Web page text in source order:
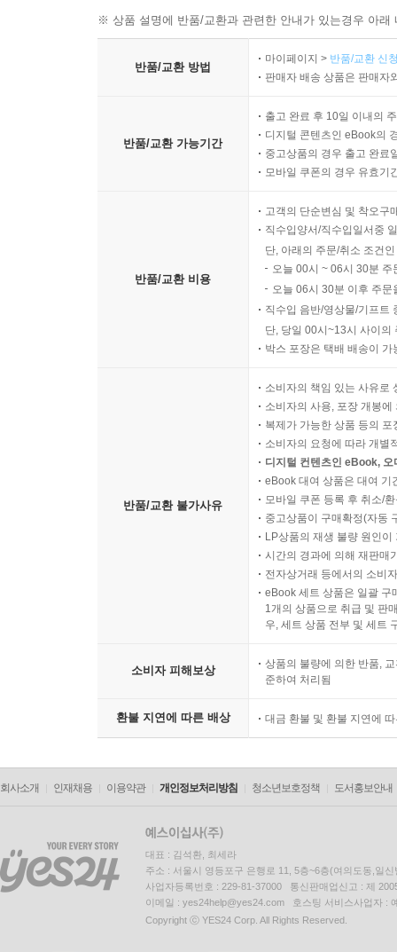
※ 상품 설명에 반품/교환과 관련한 안내가 있는경우 아
반품/교환 방법
마이페이지 > 반품/교환 신
판매자 배송 상품은 판매자
반품/교환 가능기간
출고 완료 후 10일 이내의
디지털 콘텐츠인 eBook의
중고상품의 경우 출고 완료
모바일 쿠폰의 경우 유효기
반품/교환 비용
고객의 단순변심 및 착오구
직수입양서/직수입일서중
단, 아래의 주문/취소 조건
오늘 00시 ~ 06시 30분
오늘 06시 30분 이후 주
직수입 음반/영상물/기프트
단, 당일 00시~13시 사이의
박스 포장은 택배 배송이
반품/교환 불가사유
소비자의 책임 있는 사유로
소비자의 사용, 포장 개봉
복제가 가능한 상품 등의
소비자의 요청에 따라 개별
디지털 컨텐츠인 eBook,
eBook 대여 상품은 대여 기
모바일 쿠폰 등록 후 취소/
중고상품이 구매확정(자동
LP상품의 재생 불량 원인
시간의 경과에 의해 재판매
전자상거래 등에서의 소비
eBook 세트 상품은 일괄 구
1개의 상품으로 취급 및 판
우, 세트 상품 전부 및 세트
소비자 피해보상
상품의 불량에 의한 반품,
준하여 처리됨
환불 지연에 따른 배상 대금 환불 및 환불 지연에
회사소개 인재채용 이용약관 개인정보처리방침 청소년보호정책 도서홍보안내
대표 : 김석환, 최세라
주소 : 서울시 영등포구 은행로 11, 5층~6층(여의도동,일신
사업자등록번호 : 229-81-37000 통신판매업신고 : 제
이메일 : yes24help@yes24.com 호스팅 서비스사업자 :
Copyright ⓒ YES24 Corp. All Rights Reserved.